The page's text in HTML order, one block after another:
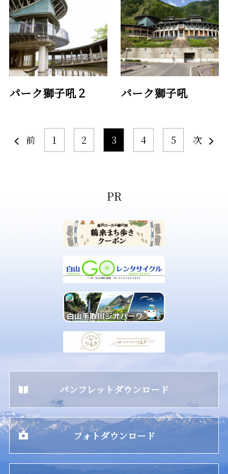
パーク獅子吼２ パーク獅子吼
前 1 2 3 4 5 次
パンフレットダウンロード
フォトダウンロード